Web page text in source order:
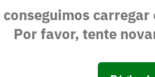
conseguimos
Por favor, tente